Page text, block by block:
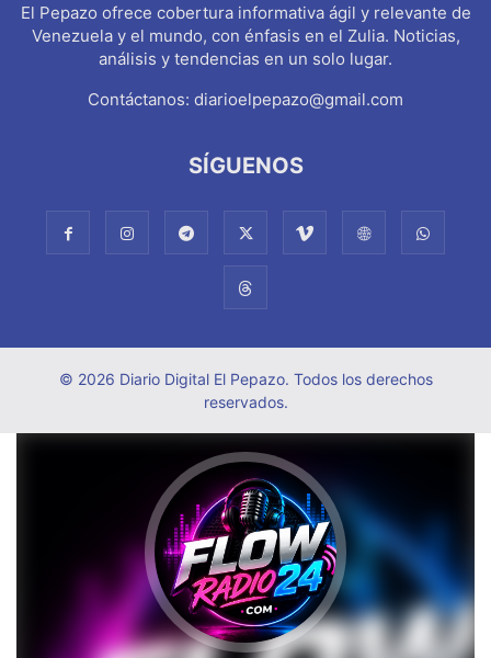
El Pepazo ofrece cobertura informativa ágil y relevante de
Venezuela y el mundo, con énfasis en el Zulia. Noticias,
análisis y tendencias en un solo lugar.
Contáctanos: diarioelpepazo@gmail.com
SÍGUENOS
© 2026 Diario Digital El Pepazo. Todos los derechos
reservados.